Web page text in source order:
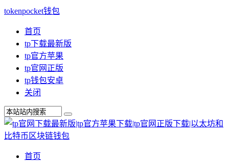
tokenpocket钱包
首页
tp下载最新版
tp官方苹果
tp官网正版
tp钱包安卓
关闭
首页